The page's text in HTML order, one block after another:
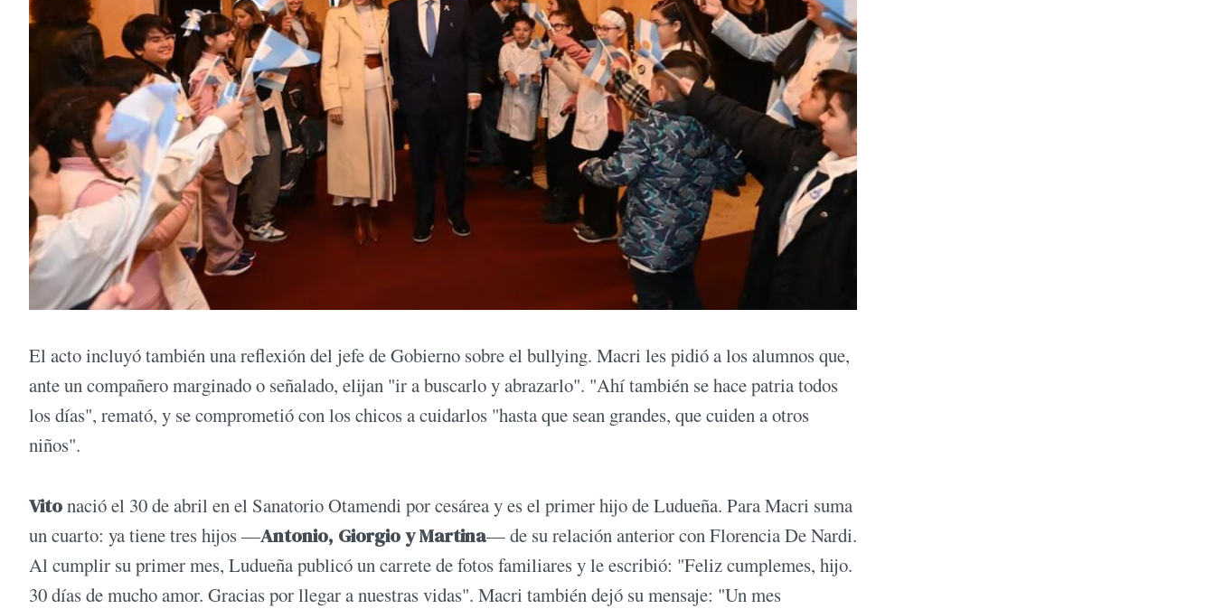
El acto incluyó también una reflexión del jefe de Gobierno sobre el bullying. Macri les pidió a los alumnos que,
ante un compañero marginado o señalado, elijan "ir a buscarlo y abrazarlo". "Ahí también se hace patria todos
los días", remató, y se comprometió con los chicos a cuidarlos "hasta que sean grandes, que cuiden a otros
niños".
Vitonació el 30 de abril en el Sanatorio Otamendi por cesárea y es el primer hijo de Ludueña. Para Macri suma
un cuarto: ya tiene tres hijos —Antonio, Giorgio y Martina— de su relación anterior con Florencia De Nardi.
Al cumplir su primer mes, Ludueña publicó un carrete de fotos familiares y le escribió: "Feliz cumplemes, hijo.
30 días de mucho amor. Gracias por llegar a nuestras vidas". Macri también dejó su mensaje: "Un mes